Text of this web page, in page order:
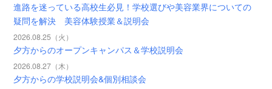
進路を迷っている高校生必見！学校選びや美容業界についての
疑問を解決 美容体験授業＆説明会
2026.08.25（火）
夕方からのオープンキャンパス＆学校説明会
2026.08.27（木）
夕方からの学校説明会&個別相談会